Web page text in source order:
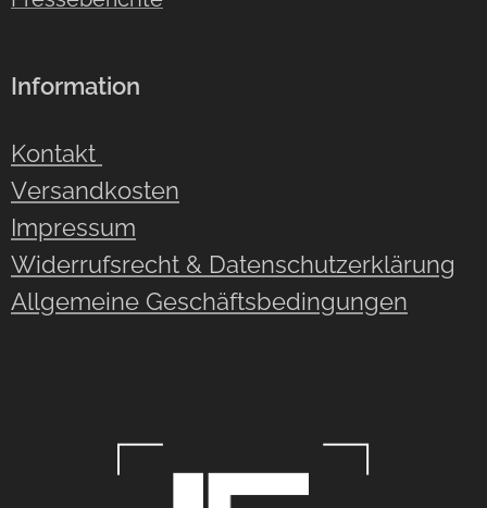
Information
Kontakt
Versandkosten
Impressum
Widerrufsrecht & Datenschutzerklärung
Allgemeine Geschäftsbedingungen